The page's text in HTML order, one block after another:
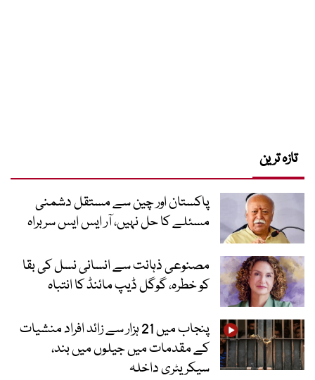
تازہ ترین
پاکستان اور چین سے مستقل دشمنی
مسئلے کا حل نہیں، آر ایس ایس سربراہ
مصنوعی ذہانت سے انسانی نسل کی بقا
کو خطرہ، گوگل ڈیپ مائنڈ کا انتباہ
پنجاب میں 21 ہزار سے زائد افراد منشیات
کے مقدمات میں جیلوں میں بند،
سیکریٹری داخلہ